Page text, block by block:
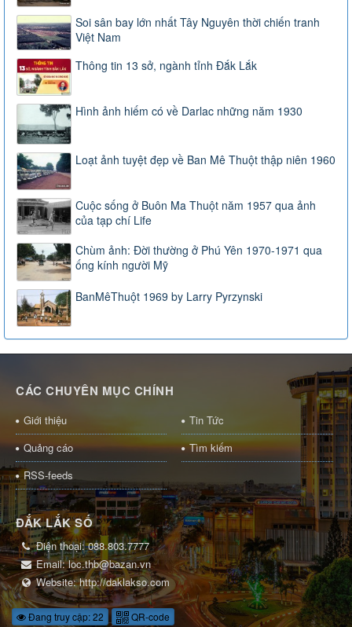
Soi sân bay lớn nhất Tây Nguyên thời chiến tranh
Việt Nam
Thông tin 13 sở, ngành tỉnh Đắk Lắk
Hình ảnh hiếm có về Darlac những năm 1930
Loạt ảnh tuyệt đẹp về Ban Mê Thuột thập niên 1960
Cuộc sống ở Buôn Ma Thuột năm 1957 qua ảnh
của tạp chí Life
Chùm ảnh: Đời thường ở Phú Yên 1970-1971 qua
ống kính người Mỹ
BanMêThuột 1969 by Larry Pyrzynski
CÁC CHUYÊN MỤC CHÍNH
Giới thiệu
Tin Tức
Quảng cáo
Tìm kiếm
RSS-feeds
ĐẮK LẮK SỐ
Điện thoại:088.803.7777
Email:loc.thb@bazan.vn
Website:http://daklakso.com
Đang truy cập: 22 QR-code